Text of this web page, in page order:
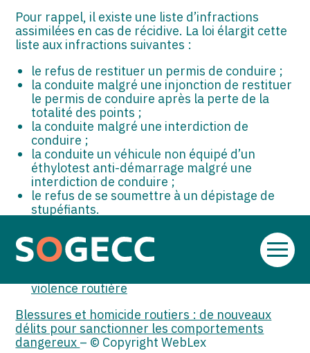
Aller
Pour rappel, il existe une liste d’infractions
assimilées en cas de récidive. La loi élargit cette
liste aux infractions suivantes :
le refus de restituer un permis de conduire ;
la conduite malgré une injonction de restituer
le permis de conduire après la perte de la
totalité des points ;
la conduite malgré une interdiction de
conduire ;
la conduite un véhicule non équipé d’un
éthylotest anti-démarrage malgré une
interdiction de conduire ;
le refus de se soumettre à un dépistage de
stupéfiants.
Sources :
Loi no 2025-622 du 9 juillet 2025 créant
violence routière
Blessures et homicide routiers : de nouveaux
délits pour sanctionner les comportements
dangereux – © Copyright WebLex